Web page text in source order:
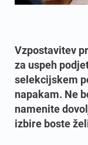
Vzpostavitev
za uspeh
selekcijskem
napakam. Ne
namenite
izbire boste